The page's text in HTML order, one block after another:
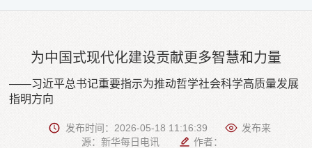
为中国式现代化建设贡献更多智慧和力量
——习近平总书记重要指示为推动哲学社会科学高质量发展
指明方向
发布时间：2026-05-18 11:16:39
发布来
源：新华每日电讯
作者：